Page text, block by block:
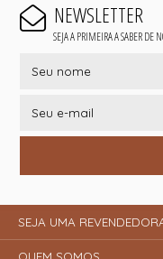
NEWSLETTER
SEJA A PRIMEIRA A SABER DE
SEJA UMA